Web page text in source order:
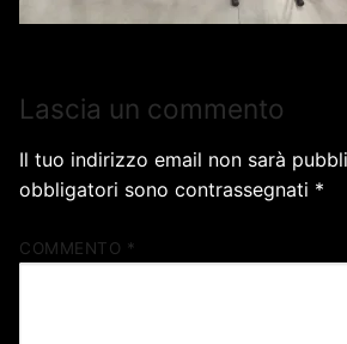
Lascia un commento
Il tuo indirizzo email non sarà
obbligatori sono contrassegnati *
COMMENTO *